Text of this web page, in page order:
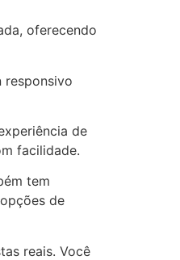
oferecendo
responsivo
de
facilidade.
tem
de
reais. Você